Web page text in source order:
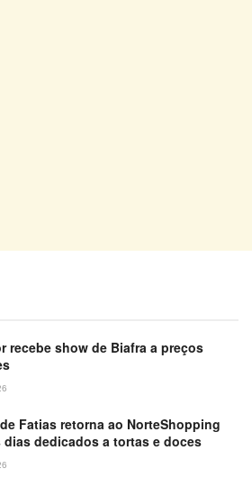
recebe show de Biafra a preços
Fatias retorna ao NorteShopping
dias dedicados a tortas e doces